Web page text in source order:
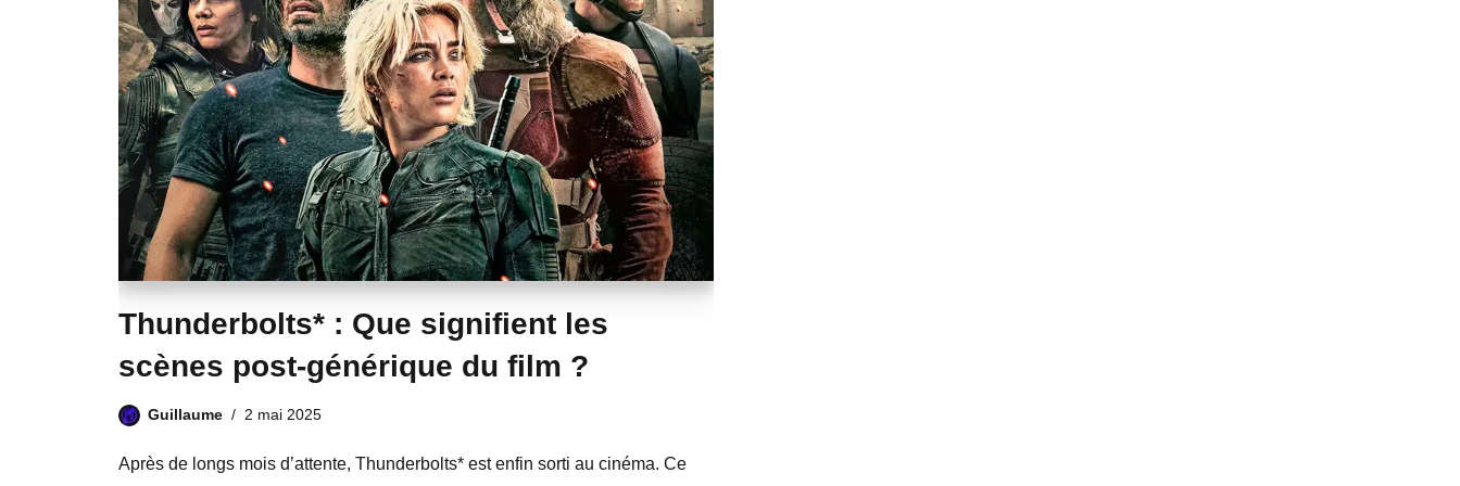
Thunderbolts* : Que signifient les
scènes post-générique du film ?
Guillaume 2 mai 2025
Après de longs mois d’attente, Thunderbolts* est enfin sorti au cinéma. Ce